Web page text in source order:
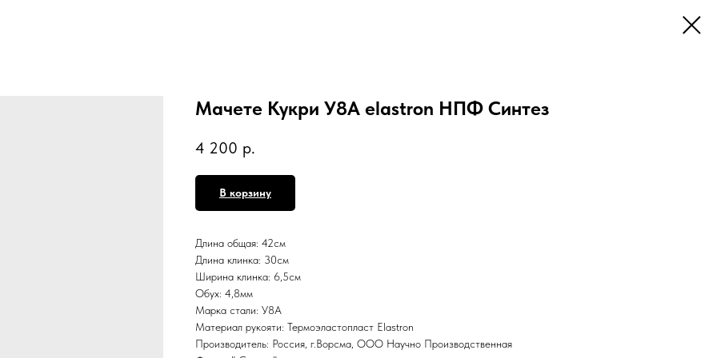
Мачете Кукри У8А elastron НПФ Синтез
4 200 р.
В корзину
Длина общая: 42см
Длина клинка: 30см
Ширина клинка: 6,5см
Обух: 4,8мм
Марка стали: У8А
Материал рукояти: Термоэластопласт Elastron
Производитель: Россия, г.Ворсма, ООО Научно Производственная